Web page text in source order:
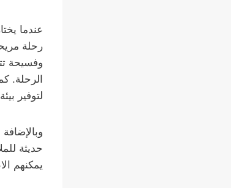
عندما
رحلة
وفسيحة
الرحلة.
لتوفير
حديثة
يمكنهم